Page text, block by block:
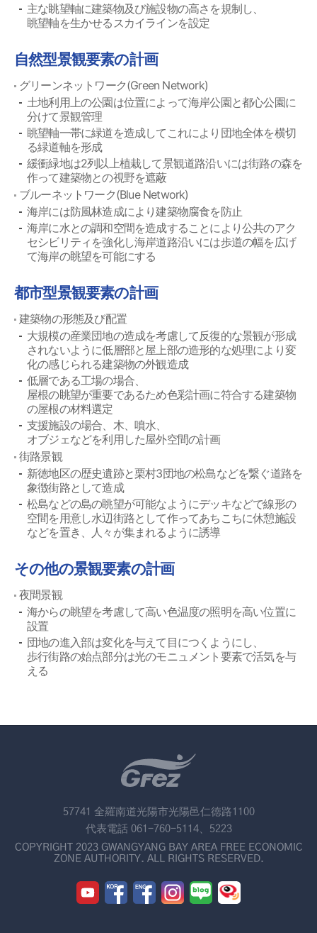
主な眺望軸に建築物及び施設物の高さを規制し、
眺望軸を生かせるスカイラインを設定
自然型景観要素の計画
グリーンネットワーク(Green Network)
土地利用上の公園は位置によって海岸公園と都心公園に
分けて景観管理
眺望軸一帯に緑道を造成してこれにより団地全体を横切
る緑道軸を形成
緩衝緑地は2列以上植栽して景観道路沿いには街路の森を
作って建築物との視野を遮蔽
ブルーネットワーク(Blue Network)
海岸には防風林造成により建築物腐食を防止
海岸に水との調和空間を造成することにより公共のアク
セシビリティを強化し海岸道路沿いには歩道の幅を広げ
て海岸の眺望を可能にする
都市型景観要素の計画
建築物の形態及び配置
大規模の産業団地の造成を考慮して反復的な景観が形成
されないように低層部と屋上部の造形的な処理により変
化の感じられる建築物の外観造成
低層である工場の場合、
屋根の眺望が重要であるため色彩計画に符合する建築物
の屋根の材料選定
支援施設の場合、木、噴水、
オブジェなどを利用した屋外空間の計画
街路景観
新徳地区の歴史遺跡と栗村3団地の松島などを繋ぐ道路を
象徴街路として造成
松島などの島の眺望が可能なようにデッキなどで線形の
空間を用意し水辺街路として作ってあちこちに休憩施設
などを置き、人々が集まれるように誘導
その他の景観要素の計画
夜間景観
海からの眺望を考慮して高い色温度の照明を高い位置に
設置
団地の進入部は変化を与えて目につくようにし、
歩行街路の始点部分は光のモニュメント要素で活気を与
える
57741 全羅南道光陽市光陽邑仁徳路1100
代表電話 061-760-5114、5223
COPYRIGHT 2023 GWANGYANG BAY AREA FREE ECONOMIC
ZONE AUTHORITY. ALL RIGHTS RESERVED.